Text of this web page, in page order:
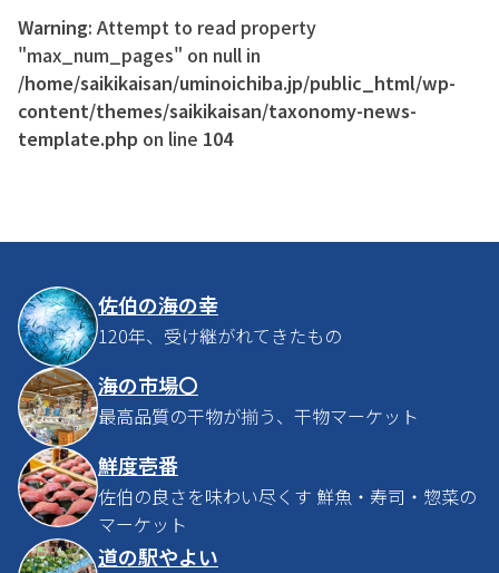
Warning: Attempt to read property
"max_num_pages" on null in
/home/saikikaisan/uminoichiba.jp/public_html/wp-
content/themes/saikikaisan/taxonomy-news-
template.php on line 104
佐伯の海の幸
120年、受け継がれてきたもの
海の市場〇
最高品質の干物が揃う、干物マーケット
鮮度壱番
佐伯の良さを味わい尽くす 鮮魚・寿司・惣菜の
マーケット
道の駅やよい